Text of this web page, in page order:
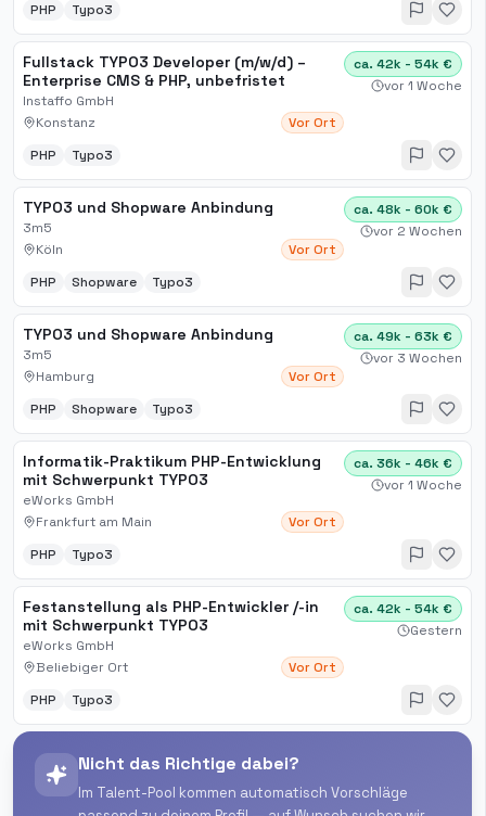
PHP Typo3
Fullstack TYPO3 Developer (m/w/d) –
Enterprise CMS & PHP, unbefristet
Instaffo GmbH
Konstanz
Vor Ort
ca. 42k - 54k €
vor 1 Woche
PHP Typo3
TYPO3 und Shopware Anbindung
3m5
Köln
Vor Ort
ca. 48k - 60k €
vor 2 Wochen
PHP Shopware Typo3
TYPO3 und Shopware Anbindung
3m5
Hamburg
Vor Ort
ca. 49k - 63k €
vor 3 Wochen
PHP Shopware Typo3
Informatik-Praktikum PHP-Entwicklung
mit Schwerpunkt TYPO3
eWorks GmbH
Frankfurt am Main
Vor Ort
ca. 36k - 46k €
vor 1 Woche
PHP Typo3
Festanstellung als PHP-Entwickler /-in
mit Schwerpunkt TYPO3
eWorks GmbH
Beliebiger Ort
Vor Ort
ca. 42k - 54k €
Gestern
PHP Typo3
Nicht das Richtige dabei?
Im Talent-Pool kommen automatisch Vorschläge